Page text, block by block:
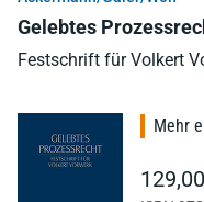
Gelebtes
Festschrift für Volkert
Mehr